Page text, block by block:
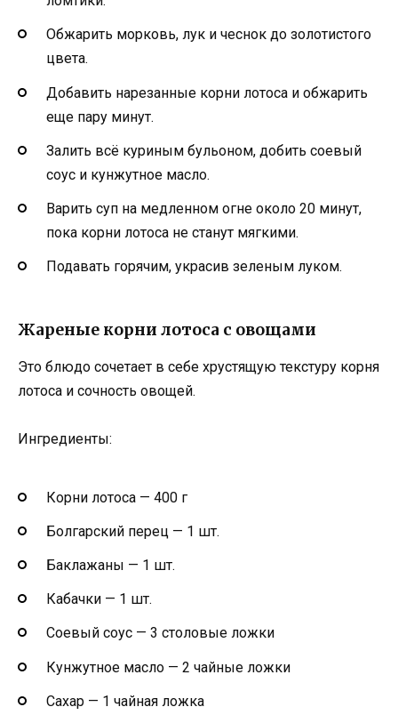
Обжарить морковь, лук и чеснок до золотистого
цвета.
Добавить нарезанные корни лотоса и обжарить
еще пару минут.
Залить всё куриным бульоном, добить соевый
соус и кунжутное масло.
Варить суп на медленном огне около 20 минут,
пока корни лотоса не станут мягкими.
Подавать горячим, украсив зеленым луком.
Жареные корни лотоса с овощами
Это блюдо сочетает в себе хрустящую текстуру корня
лотоса и сочность овощей.
Ингредиенты:
Корни лотоса — 400 г
Болгарский перец — 1 шт.
Баклажаны — 1 шт.
Кабачки — 1 шт.
Соевый соус — 3 столовые ложки
Кунжутное масло — 2 чайные ложки
Сахар — 1 чайная ложка